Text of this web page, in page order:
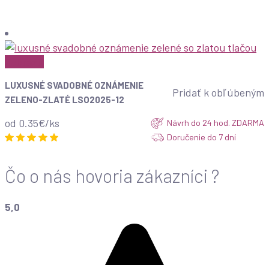
LUXUSNÉ SVADOBNÉ OZNÁMENIE
ZELENO-ZLATÉ LSO2025-12
Pridať k obľúbeným
od 0.35€/ks
Návrh do 24 hod. ZDARMA
Doručenie do 7 dní
Čo o nás hovoria zákazníci ?
5,0